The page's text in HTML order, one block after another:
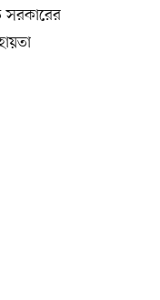
সরকারের